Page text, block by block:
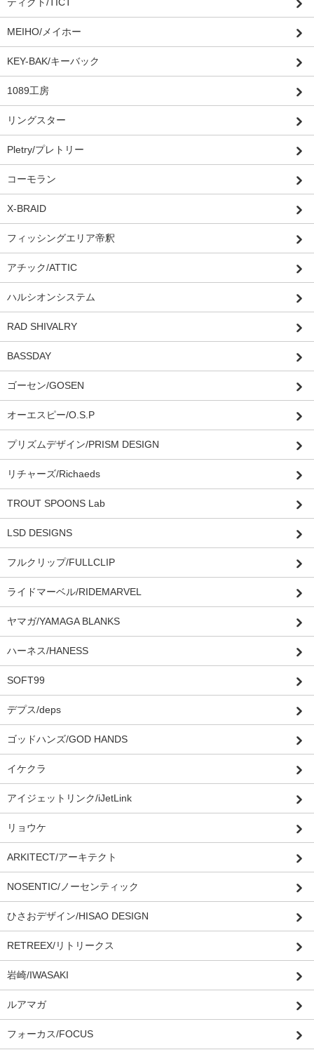
MEIHO/メイホー
KEY-BAK/キーバック
1089工房
リングスター
Pletry/プレトリー
コーモラン
X-BRAID
フィッシングエリア帝釈
アチック/ATTIC
ハルシオンシステム
RAD SHIVALRY
BASSDAY
ゴーセン/GOSEN
オーエスピー/O.S.P
プリズムデザイン/PRISM DESIGN
リチャーズ/Richaeds
TROUT SPOONS Lab
LSD DESIGNS
フルクリップ/FULLCLIP
ライドマーベル/RIDEMARVEL
ヤマガ/YAMAGA BLANKS
ハーネス/HANESS
SOFT99
デプス/deps
ゴッドハンズ/GOD HANDS
イケクラ
アイジェットリンク/iJetLink
リョウケ
ARKITECT/アーキテクト
NOSENTIC/ノーセンティック
ひさおデザイン/HISAO DESIGN
RETREEX/リトリークス
岩崎/IWASAKI
ルアマガ
フォーカス/FOCUS